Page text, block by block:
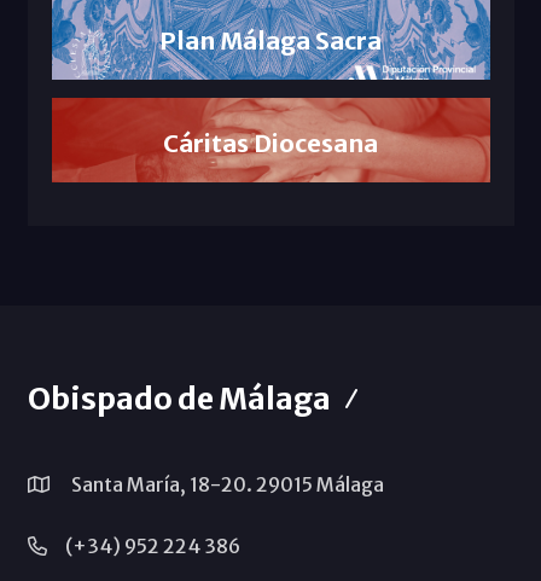
Plan Málaga Sacra
Cáritas Diocesana
Obispado de Málaga
Santa María, 18-20. 29015 Málaga
(+34) 952 224 386